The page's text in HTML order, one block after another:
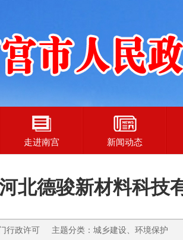
走进南宫 新闻动态
北德骏新材料科技
门行政许可 主题分类：城乡建设、环境